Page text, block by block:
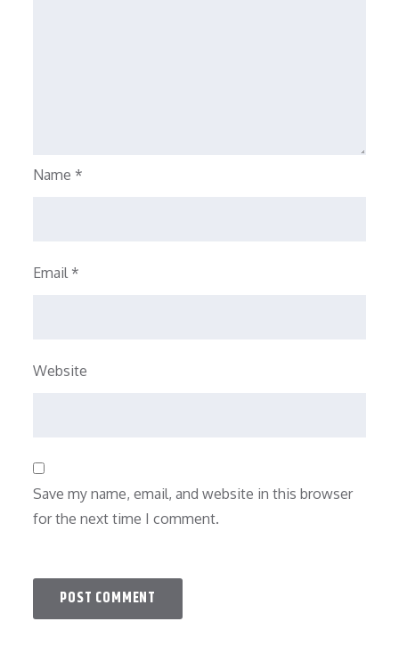
Name *
Email *
Website
Save my name, email, and website in this browser
for the next time I comment.